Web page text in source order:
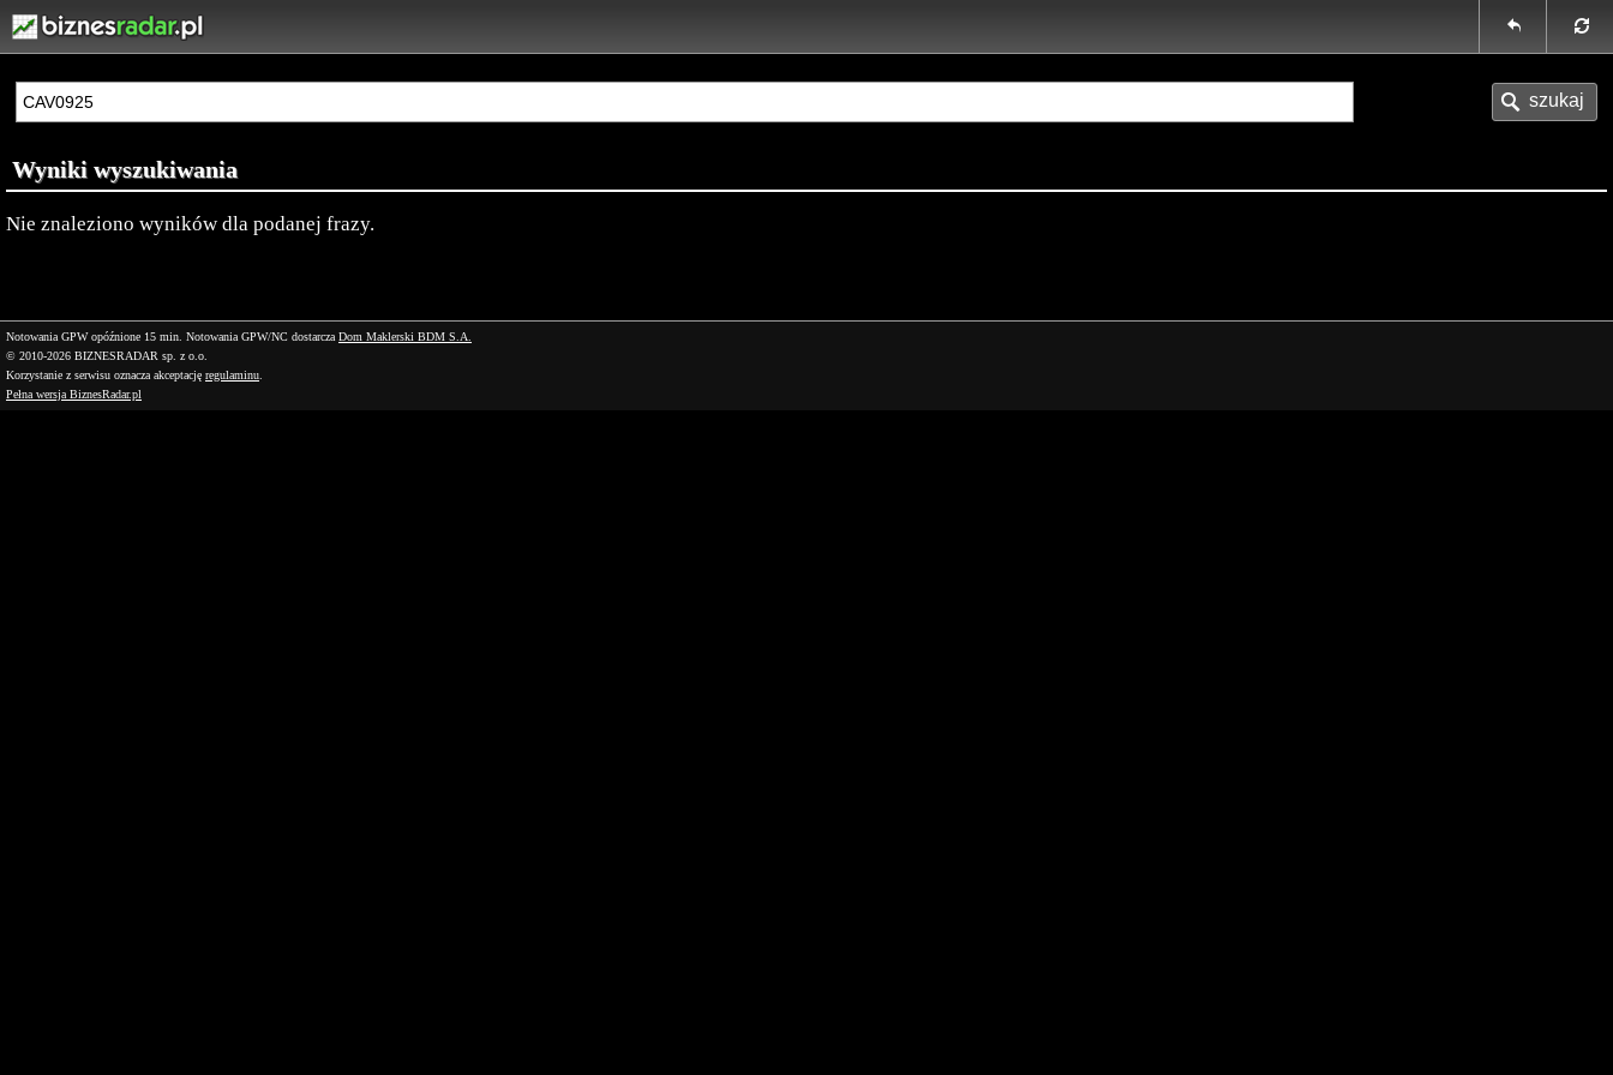
Wyniki wyszukiwania
Nie znaleziono wyników dla podanej frazy.
Notowania GPW opóźnione 15 min. Notowania GPW/NC dostarcza Dom Maklerski BDM S.A.
© 2010-2026 BIZNESRADAR sp. z o.o.
Korzystanie z serwisu oznacza akceptację regulaminu
Pełna wersja BiznesRadar.pl